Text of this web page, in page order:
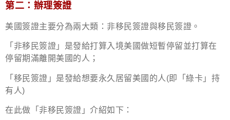
第二：辦理簽證
美國簽證主要分為兩大類：非移民簽證與移民簽證。
「非移民簽證」是發給打算入境美國做短暫停留並打算在
停留期滿離開美國的人；
「移民簽證」是發給想要永久居留美國的人 (即「綠卡」持
有人)
在此做「非移民簽證」介紹如下：